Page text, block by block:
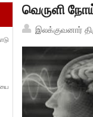
வெருளி
இலக்குவனார்